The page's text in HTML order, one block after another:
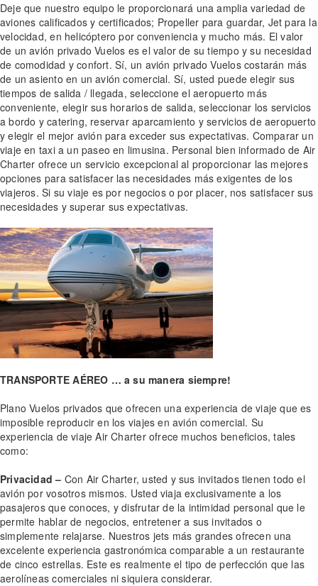
Deje que nuestro equipo le proporcionará una amplia variedad de
aviones calificados y certificados; Propeller para guardar, Jet para la
velocidad, en helicóptero por conveniencia y mucho más. El valor
de un avión privado Vuelos es el valor de su tiempo y su necesidad
de comodidad y confort. Sí, un avión privado Vuelos costarán más
de un asiento en un avión comercial. Sí, usted puede elegir sus
tiempos de salida / llegada, seleccione el aeropuerto más
conveniente, elegir sus horarios de salida, seleccionar los servicios
a bordo y catering, reservar aparcamiento y servicios de aeropuerto
y elegir el mejor avión para exceder sus expectativas. Comparar un
viaje en taxi a un paseo en limusina. Personal bien informado de Air
Charter ofrece un servicio excepcional al proporcionar las mejores
opciones para satisfacer las necesidades más exigentes de los
viajeros. Si su viaje es por negocios o por placer, nos satisfacer sus
necesidades y superar sus expectativas.
TRANSPORTE AÉREO … a su manera siempre!
Plano Vuelos privados que ofrecen una experiencia de viaje que es
imposible reproducir en los viajes en avión comercial. Su
experiencia de viaje Air Charter ofrece muchos beneficios, tales
como:
Privacidad – Con Air Charter, usted y sus invitados tienen todo el
avión por vosotros mismos. Usted viaja exclusivamente a los
pasajeros que conoces, y disfrutar de la intimidad personal que le
permite hablar de negocios, entretener a sus invitados o
simplemente relajarse. Nuestros jets más grandes ofrecen una
excelente experiencia gastronómica comparable a un restaurante
de cinco estrellas. Este es realmente el tipo de perfección que las
aerolíneas comerciales ni siquiera considerar.